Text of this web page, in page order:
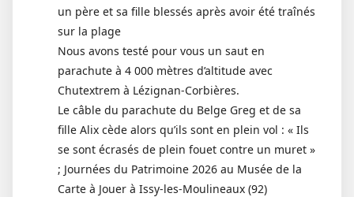
un père et sa fille blessés après avoir été traînés
sur la plage
Nous avons testé pour vous un saut en
parachute à 4 000 mètres d’altitude avec
Chutextrem à Lézignan-Corbières.
Le câble du parachute du Belge Greg et de sa
fille Alix cède alors qu’ils sont en plein vol : « Ils
se sont écrasés de plein fouet contre un muret »
; Journées du Patrimoine 2026 au Musée de la
Carte à Jouer à Issy-les-Moulineaux (92)